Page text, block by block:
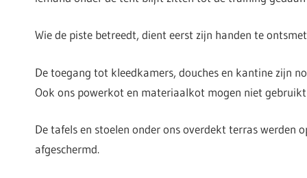
Wie de piste betreedt, dient eerst zijn handen te
De toegang tot kleedkamers, douches en kantine zijn
Ook ons powerkot en materiaalkot mogen niet
De tafels en stoelen onder ons overdekt terras werden
afgeschermd.